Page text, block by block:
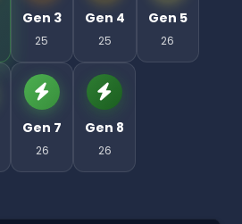
Gen 3
25
Gen 4
25
Gen 5
26
Gen 7
26
Gen 8
26